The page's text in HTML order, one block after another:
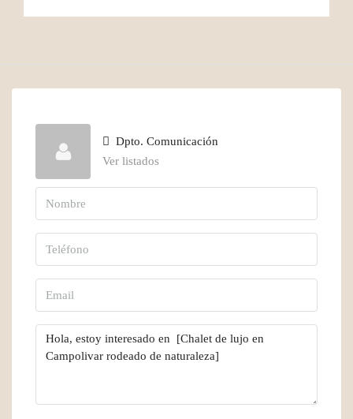
Dpto. Comunicación
Ver listados